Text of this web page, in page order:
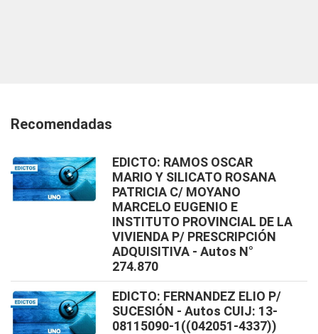
Recomendadas
EDICTO: RAMOS OSCAR
MARIO Y SILICATO ROSANA
PATRICIA C/ MOYANO
MARCELO EUGENIO E
INSTITUTO PROVINCIAL DE LA
VIVIENDA P/ PRESCRIPCIÓN
ADQUISITIVA - Autos N°
274.870
EDICTO: FERNANDEZ ELIO P/
SUCESIÓN - Autos CUIJ: 13-
08115090-1((042051-4337))